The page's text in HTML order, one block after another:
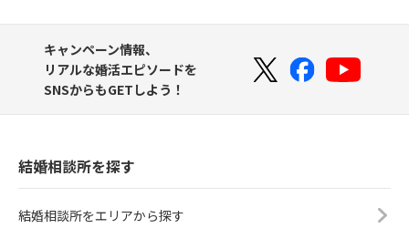
キャンペーン情報、
リアルな婚活エピソードを
SNSからもGETしよう！
結婚相談所を探す
結婚相談所をエリアから探す